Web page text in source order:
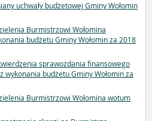
uchwały budżetowej Gminy Wołomin
Burmistrzowi Wołomina
budżetu Gminy Wołomin za 2018
sprawozdania finansowego
wykonania budżetu Gminy Wołomin za
Burmistrzowi Wołomina wotum